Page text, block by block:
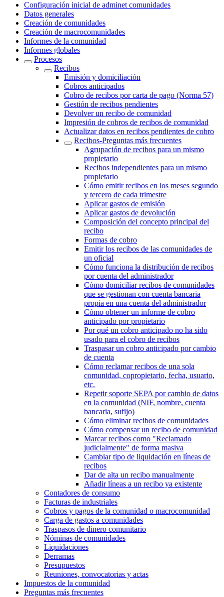
Configuración inicial de adminet comunidades
Datos generales
Creación de comunidades
Creación de macrocomunidades
Informes de la comunidad
Informes globales
Procesos
Recibos
Emisión y domiciliación
Cobros anticipados
Cobro de recibos por carta de pago (Norma 57)
Gestión de recibos pendientes
Devolver un recibo de comunidad
Impresión de cobros de recibos de comunidad
Actualizar datos en recibos pendientes de cobro
Recibos-Preguntas más frecuentes
Agrupación de recibos para un mismo
propietario
Recibos independientes para un mismo
propietario
Cómo emitir recibos en los meses segundo
y tercero de cada trimestre
Aplicar gastos de emisión
Aplicar gastos de devolución
Composición del concepto principal del
recibo
Formas de cobro
Emitir los recibos de las comunidades de
un oficial
Cómo funciona la distribución de recibos
por cuenta del administrador
Cómo domiciliar recibos de comunidades
que se gestionan con cuenta bancaria
propia en una cuenta del administrador
Cómo obtener un informe de cobro
anticipado por propietario
Por qué un cobro anticipado no ha sido
usado para el cobro de recibos
Traspasar un cobro anticipado por cambio
de cuenta
Cómo reclamar recibos de una sola
comunidad, copropietario, fecha, usuario,
etc.
Repetir soporte SEPA por cambio de datos
en la comunidad (NIF, nombre, cuenta
bancaria, sufijo)
Cómo eliminar recibos de comunidades
Cómo compensar un recibo de comunidad
Marcar recibos como "Reclamado
judicialmente" de forma masiva
Cambiar tipo de liquidación en líneas de
recibos
Dar de alta un recibo manualmente
Añadir líneas a un recibo ya existente
Contadores de consumo
Facturas de industriales
Cobros y pagos de la comunidad o macrocomunidad
Carga de gastos a comunidades
Traspasos de dinero comunitario
Nóminas de comunidades
Liquidaciones
Derramas
Presupuestos
Reuniones, convocatorias y actas
Impuestos de la comunidad
Preguntas más frecuentes